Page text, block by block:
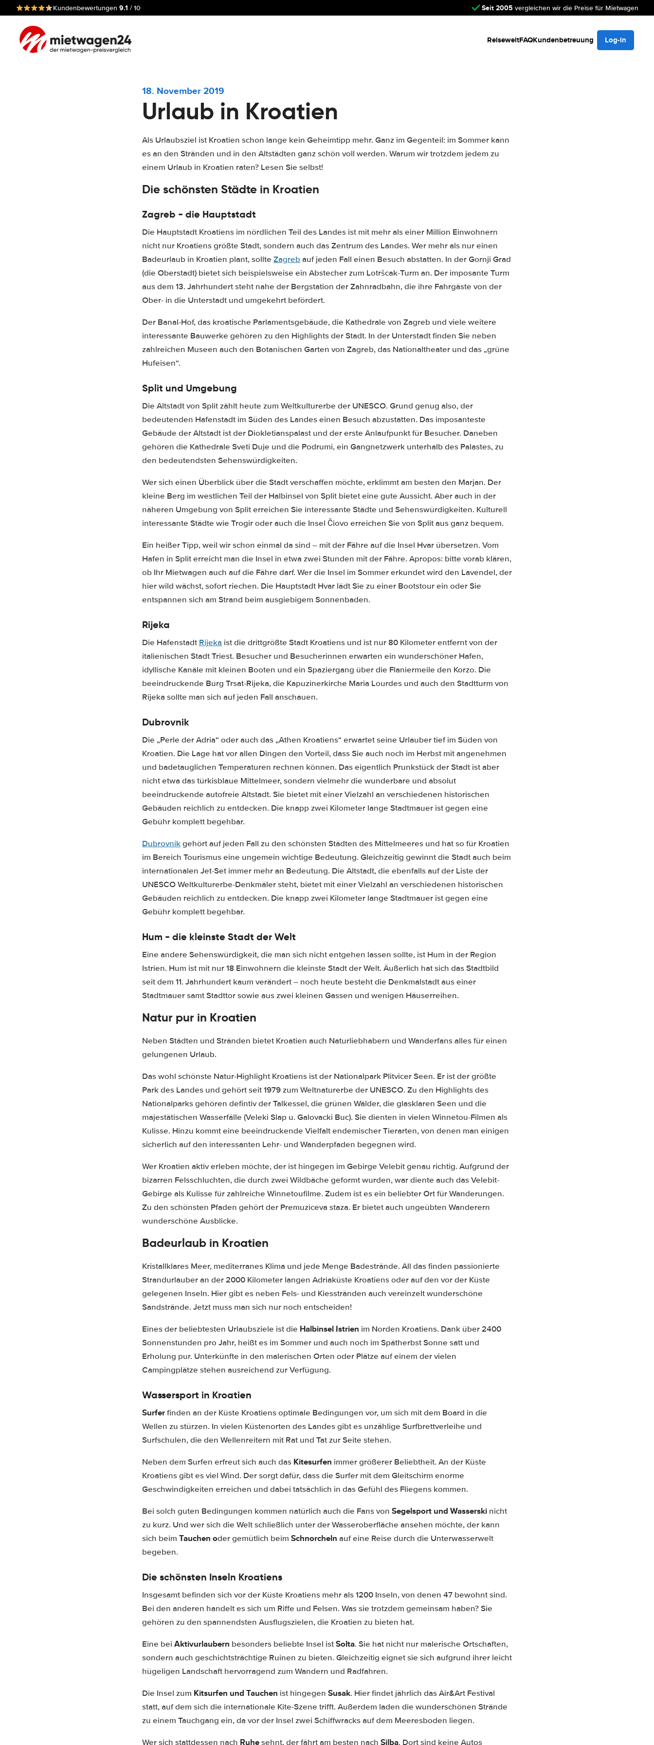
Kundenbewertungen 9.1 / 10 Seit 2005 vergleichen wir die Preise für Mietwagen
ReiseweltFAQKundenbetreuung Log-in
18. November 2019
Urlaub in Kroatien
Als Urlaubsziel ist Kroatien schon lange kein Geheimtipp mehr. Ganz im Gegenteil: im Sommer kann
es an den Stränden und in den Altstädten ganz schön voll werden. Warum wir trotzdem jedem zu
einem Urlaub in Kroatien raten? Lesen Sie selbst!
Die schönsten Städte in Kroatien
Zagreb - die Hauptstadt
Die Hauptstadt Kroatiens im nördlichen Teil des Landes ist mit mehr als einer Million Einwohnern
nicht nur Kroatiens größte Stadt, sondern auch das Zentrum des Landes. Wer mehr als nur einen
Badeurlaub in Kroatien plant, sollte Zagreb auf jeden Fall einen Besuch abstatten. In der Gornji Grad
(die Oberstadt) bietet sich beispielsweise ein Abstecher zum Lotršcak-Turm an. Der imposante Turm
aus dem 13. Jahrhundert steht nahe der Bergstation der Zahnradbahn, die ihre Fahrgäste von der
Ober- in die Unterstadt und umgekehrt befördert.
Der Banal-Hof, das kroatische Parlamentsgebäude, die Kathedrale von Zagreb und viele weitere
interessante Bauwerke gehören zu den Highlights der Stadt. In der Unterstadt finden Sie neben
zahlreichen Museen auch den Botanischen Garten von Zagreb, das Nationaltheater und das „grüne
Hufeisen“.
Split und Umgebung
Die Altstadt von Split zählt heute zum Weltkulturerbe der UNESCO. Grund genug also, der
bedeutenden Hafenstadt im Süden des Landes einen Besuch abzustatten. Das imposanteste
Gebäude der Altstadt ist der Diokletianspalast und der erste Anlaufpunkt für Besucher. Daneben
gehören die Kathedrale Sveti Duje und die Podrumi, ein Gangnetzwerk unterhalb des Palastes, zu
den bedeutendsten Sehenswürdigkeiten.
Wer sich einen Überblick über die Stadt verschaffen möchte, erklimmt am besten den Marjan. Der
kleine Berg im westlichen Teil der Halbinsel von Split bietet eine gute Aussicht. Aber auch in der
näheren Umgebung von Split erreichen Sie interessante Städte und Sehenswürdigkeiten. Kulturell
interessante Städte wie Trogir oder auch die Insel Čiovo erreichen Sie von Split aus ganz bequem.
Ein heißer Tipp, weil wir schon einmal da sind – mit der Fähre auf die Insel Hvar übersetzen. Vom
Hafen in Split erreicht man die Insel in etwa zwei Stunden mit der Fähre. Apropos: bitte vorab klären,
ob Ihr Mietwagen auch auf die Fähre darf. Wer die Insel im Sommer erkundet wird den Lavendel, der
hier wild wächst, sofort riechen. Die Hauptstadt Hvar lädt Sie zu einer Bootstour ein oder Sie
entspannen sich am Strand beim ausgiebigem Sonnenbaden.
Rijeka
Die Hafenstadt Rijeka ist die drittgrößte Stadt Kroatiens und ist nur 80 Kilometer entfernt von der
italienischen Stadt Triest. Besucher und Besucherinnen erwarten ein wunderschöner Hafen,
idyllische Kanäle mit kleinen Booten und ein Spaziergang über die Flaniermeile den Korzo. Die
beeindruckende Burg Trsat-Rijeka, die Kapuzinerkirche Maria Lourdes und auch den Stadtturm von
Rijeka sollte man sich auf jeden Fall anschauen.
Dubrovnik
Die „Perle der Adria“ oder auch das „Athen Kroatiens“ erwartet seine Urlauber tief im Süden von
Kroatien. Die Lage hat vor allen Dingen den Vorteil, dass Sie auch noch im Herbst mit angenehmen
und badetauglichen Temperaturen rechnen können. Das eigentlich Prunkstück der Stadt ist aber
nicht etwa das türkisblaue Mittelmeer, sondern vielmehr die wunderbare und absolut
beeindruckende autofreie Altstadt. Sie bietet mit einer Vielzahl an verschiedenen historischen
Gebäuden reichlich zu entdecken. Die knapp zwei Kilometer lange Stadtmauer ist gegen eine
Gebühr komplett begehbar.
Dubrovnikgehört auf jeden Fall zu den schönsten Städten des Mittelmeeres und hat so für Kroatien
im Bereich Tourismus eine ungemein wichtige Bedeutung. Gleichzeitig gewinnt die Stadt auch beim
internationalen Jet-Set immer mehr an Bedeutung. Die Altstadt, die ebenfalls auf der Liste der
UNESCO Weltkulturerbe-Denkmäler steht, bietet mit einer Vielzahl an verschiedenen historischen
Gebäuden reichlich zu entdecken. Die knapp zwei Kilometer lange Stadtmauer ist gegen eine
Gebühr komplett begehbar.
Hum - die kleinste Stadt der Welt
Eine andere Sehenswürdigkeit, die man sich nicht entgehen lassen sollte, ist Hum in der Region
Istrien. Hum ist mit nur 18 Einwohnern die kleinste Stadt der Welt. Äußerlich hat sich das Stadtbild
seit dem 11. Jahrhundert kaum verändert – noch heute besteht die Denkmalstadt aus einer
Stadtmauer samt Stadttor sowie aus zwei kleinen Gassen und wenigen Häuserreihen.
Natur pur in Kroatien
Neben Städten und Stränden bietet Kroatien auch Naturliebhabern und Wanderfans alles für einen
gelungenen Urlaub.
Das wohl schönste Natur-Highlight Kroatiens ist der Nationalpark Plitvicer Seen. Er ist der größte
Park des Landes und gehört seit 1979 zum Weltnaturerbe der UNESCO. Zu den Highlights des
Nationalparks gehören defintiv der Talkessel, die grünen Wälder, die glasklaren Seen und die
majestätischen Wasserfälle (Veleki Slap u. Galovacki Buc). Sie dienten in vielen Winnetou-Filmen als
Kulisse. Hinzu kommt eine beeindruckende Vielfalt endemischer Tierarten, von denen man einigen
sicherlich auf den interessanten Lehr- und Wanderpfaden begegnen wird.
Wer Kroatien aktiv erleben möchte, der ist hingegen im Gebirge Velebit genau richtig. Aufgrund der
bizarren Felsschluchten, die durch zwei Wildbäche geformt wurden, war diente auch das Velebit-
Gebirge als Kulisse für zahlreiche Winnetoufilme. Zudem ist es ein beliebter Ort für Wanderungen.
Zu den schönsten Pfaden gehört der Premuziceva staza. Er bietet auch ungeübten Wanderern
wunderschöne Ausblicke.
Badeurlaub in Kroatien
Kristallklares Meer, mediterranes Klima und jede Menge Badestrände. All das finden passionierte
Strandurlauber an der 2000 Kilometer langen Adriaküste Kroatiens oder auf den vor der Küste
gelegenen Inseln. Hier gibt es neben Fels- und Kiesstränden auch vereinzelt wunderschöne
Sandstrände. Jetzt muss man sich nur noch entscheiden!
Eines der beliebtesten Urlaubsziele ist die Halbinsel Istrien im Norden Kroatiens. Dank über 2400
Sonnenstunden pro Jahr, heißt es im Sommer und auch noch im Spätherbst Sonne satt und
Erholung pur. Unterkünfte in den malerischen Orten oder Plätze auf einem der vielen
Campingplätze stehen ausreichend zur Verfügung.
Wassersport in Kroatien
Surferfinden an der Küste Kroatiens optimale Bedingungen vor, um sich mit dem Board in die
Wellen zu stürzen. In vielen Küstenorten des Landes gibt es unzählige Surfbrettverleihe und
Surfschulen, die den Wellenreitern mit Rat und Tat zur Seite stehen.
Neben dem Surfen erfreut sich auch das Kitesurfen immer größerer Beliebtheit. An der Küste
Kroatiens gibt es viel Wind. Der sorgt dafür, dass die Surfer mit dem Gleitschirm enorme
Geschwindigkeiten erreichen und dabei tatsächlich in das Gefühl des Fliegens kommen.
Bei solch guten Bedingungen kommen natürlich auch die Fans von Segelsport und Wasserski nicht
zu kurz. Und wer sich die Welt schließlich unter der Wasseroberfläche ansehen möchte, der kann
sich beim Tauchen oder gemütlich beim Schnorcheln auf eine Reise durch die Unterwasserwelt
begeben.
Die schönsten Inseln Kroatiens
Insgesamt befinden sich vor der Küste Kroatiens mehr als 1200 Inseln, von denen 47 bewohnt sind.
Bei den anderen handelt es sich um Riffe und Felsen. Was sie trotzdem gemeinsam haben? Sie
gehören zu den spannendsten Ausflugszielen, die Kroatien zu bieten hat.
Eine bei Aktivurlaubern besonders beliebte Insel istSolta. Sie hat nicht nur malerische Ortschaften,
sondern auch geschichtsträchtige Ruinen zu bieten. Gleichzeitig eignet sie sich aufgrund ihrer leicht
hügeligen Landschaft hervorragend zum Wandern und Radfahren.
Die Insel zum Kitsurfen und Tauchen ist hingegen Susak. Hier findet jährlich das Air&Art Festival
statt, auf dem sich die internationale Kite-Szene trifft. Außerdem laden die wunderschönen Strände
zu einem Tauchgang ein, da vor der Insel zwei Schiffwracks auf dem Meeresboden liegen.
Wer sich stattdessen nach Ruhesehnt, der fährt am besten nach Silba. Dort sind keine Autos